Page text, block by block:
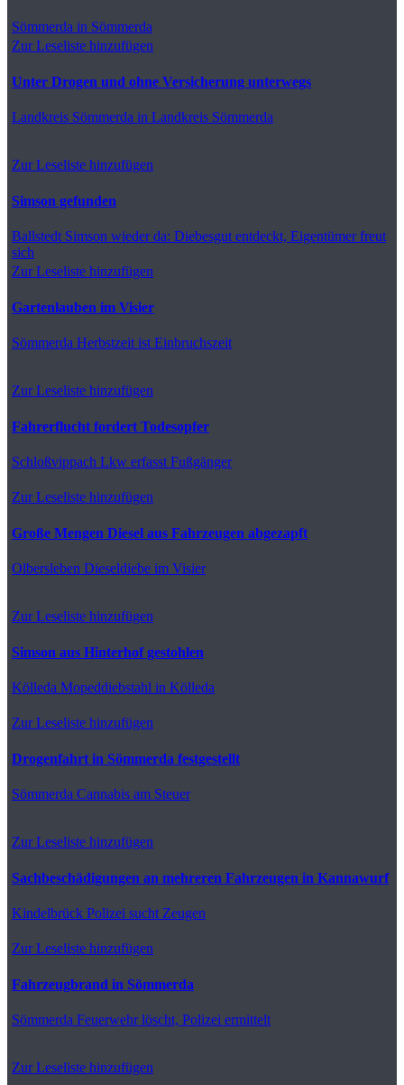
Sömmerda in Sömmerda
Zur Leseliste hinzufügen
Unter Drogen und ohne Versicherung unterwegs
Landkreis Sömmerda in Landkreis Sömmerda
Zur Leseliste hinzufügen
Simson gefunden
Ballstedt Simson wieder da: Diebesgut entdeckt, Eigentümer freut
sich
Zur Leseliste hinzufügen
Gartenlauben im Visier
Sömmerda Herbstzeit ist Einbruchszeit
Zur Leseliste hinzufügen
Fahrerflucht fordert Todesopfer
Schloßvippach Lkw erfasst Fußgänger
Zur Leseliste hinzufügen
Große Mengen Diesel aus Fahrzeugen abgezapft
Olbersleben Dieseldiebe im Visier
Zur Leseliste hinzufügen
Simson aus Hinterhof gestohlen
Kölleda Mopeddiebstahl in Kölleda
Zur Leseliste hinzufügen
Drogenfahrt in Sömmerda festgestellt
Sömmerda Cannabis am Steuer
Zur Leseliste hinzufügen
Sachbeschädigungen an mehreren Fahrzeugen in Kannawurf
Kindelbrück Polizei sucht Zeugen
Zur Leseliste hinzufügen
Fahrzeugbrand in Sömmerda
Sömmerda Feuerwehr löscht, Polizei ermittelt
Zur Leseliste hinzufügen